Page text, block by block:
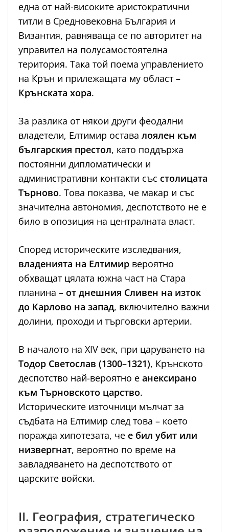
една от най-високите аристократични
титли в Средновековна България и
Византия, равняваща се по авторитет на
управител на полусамостоятелна
територия. Така той поема управлението
на Крън и прилежащата му област –
Крънската хора.
За разлика от някои други феодални
владетели, Елтимир остава лоялен към
българския престол, като поддържа
постоянни дипломатически и
административни контакти със столицата
Търново. Това показва, че макар и със
значителна автономия, деспотството не е
било в опозиция на централната власт.
Според историческите изследвания,
владенията на Елтимир вероятно
обхващат цялата южна част на Стара
планина – от днешния Сливен на изток
до Карлово на запад, включително важни
долини, проходи и търговски артерии.
В началото на XIV век, при царуването на
Тодор Светослав (1300–1321), Крънското
деспотство най-вероятно е анексирано
към Търновското царство.
Историческите източници мълчат за
съдбата на Елтимир след това – което
поражда хипотезата, че е бил убит или
низвергнат, вероятно по време на
завладяването на деспотството от
царските войски.
II. География, стратегическо